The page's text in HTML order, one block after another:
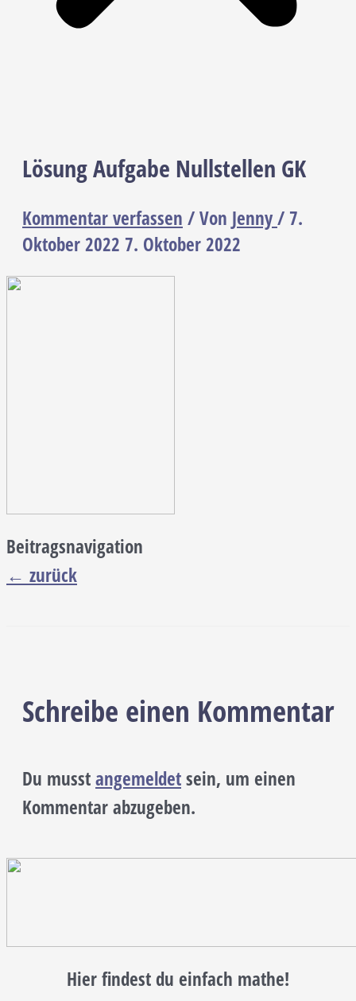
Lösung Aufgabe Nullstellen GK
Kommentar verfassen / Von Jenny/ 7.
Oktober 2022 7. Oktober 2022
Beitragsnavigation
← zurück
Schreibe einen Kommentar
Du musstangemeldetsein, um einen
Kommentar abzugeben.
Hier findest du einfach mathe!